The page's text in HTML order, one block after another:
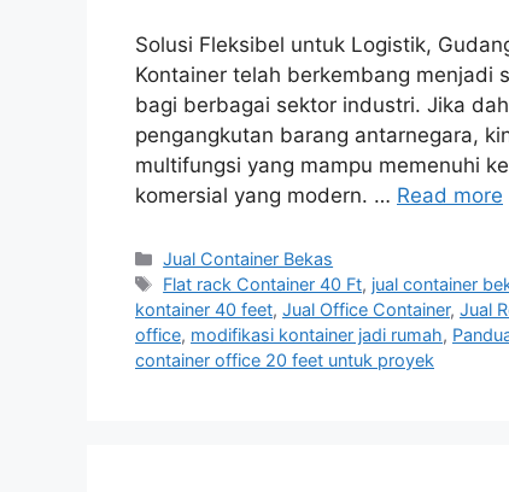
Solusi Fleksibel untuk Logistik,
Kontainer telah berkembang menjadi
bagi berbagai sektor industri. Jika
pengangkutan barang antarnegara,
multifungsi yang mampu memenuhi
komersial yang modern. … Read more
Categories
Jual Container Bekas
Tags
Flat rack Container 40 Ft, jual container
kontainer 40 feet, Jual Office Container, Jual
office, modifikasi kontainer jadi rumah,
container office 20 feet untuk proyek